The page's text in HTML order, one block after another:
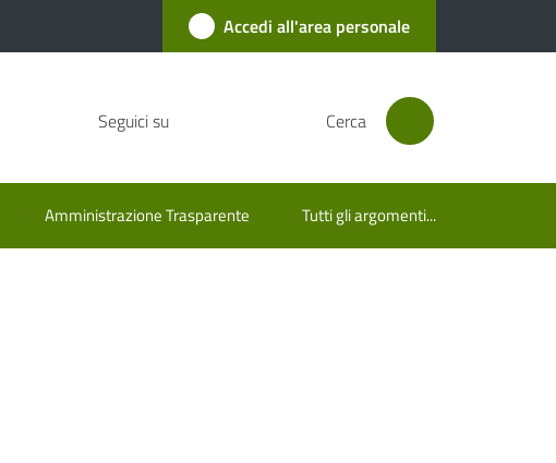
Accedi all'area personale
Seguici su Cerca
Amministrazione Trasparente Tutti gli argomenti...